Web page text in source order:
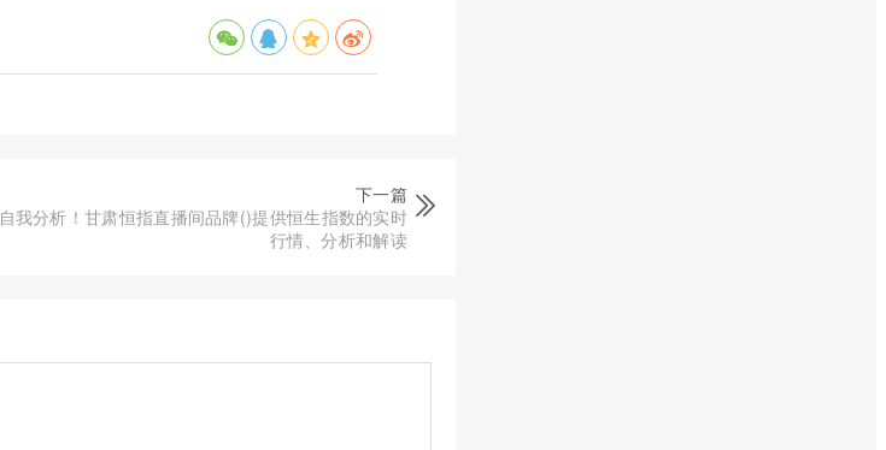
下一篇
自我分析！甘肃恒指直播间品牌()提供恒生指数的实时
行情、分析和解读